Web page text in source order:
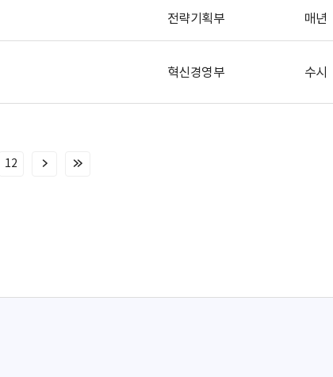
전략기획부 매년
혁신경영부 수시
12
다
마